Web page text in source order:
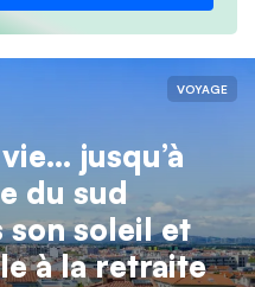
VOYAGE
jusqu’à
du sud
son soleil et
à la retraite